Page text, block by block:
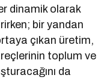
dinamik olarak
bir yandan
çıkan üretim,
toplum ve
da